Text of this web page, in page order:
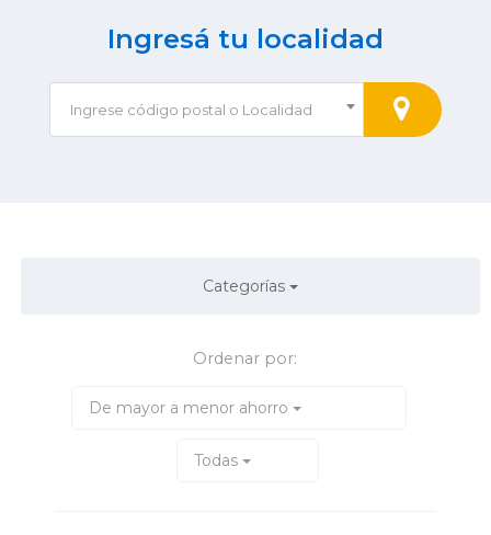
Ingresá tu localidad
Ingrese código postal o Localidad
Categorías
Ordenar por:
De mayor a menor ahorro
Todas